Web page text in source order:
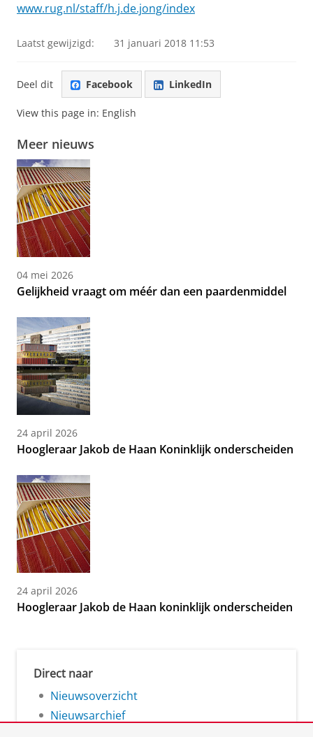
www.rug.nl/staff/h.j.de.jong/index
Laatst gewijzigd: 31 januari 2018 11:53
Deel dit Facebook LinkedIn
View this page in: English
Meer nieuws
04 mei 2026
Gelijkheid vraagt om méér dan een paardenmiddel
24 april 2026
Hoogleraar Jakob de Haan Koninklijk onderscheiden
24 april 2026
Hoogleraar Jakob de Haan koninklijk onderscheiden
Direct naar
Nieuwsoverzicht
Nieuwsarchief